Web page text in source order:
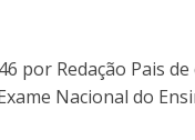
por Redação Pais
Nacional do